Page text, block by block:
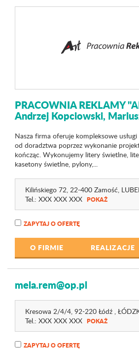
PRACOWNIA REKLAMY
Andrzej Kopciowski,
Nasza firma oferuje kompleksowe
od doradztwa poprzez wykonanie
kończąc. Wykonujemy litery świetlne,
kasetony świetlne, pylony,...
Kilińskiego 72, 22-400 Zamość,
Tel.: XXX XXX XXX POKAŻ
ZAPYTAJ O OFERTĘ
O FIRMIE REALIZACJE
mela.rem@op.pl
Kresowa 2/4/4, 92-220 Łódź ,
Tel.: XXX XXX XXX POKAŻ
ZAPYTAJ O OFERTĘ